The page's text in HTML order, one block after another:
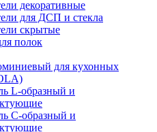
декоративные
для ДСП и стекла
скрытые
полок
для кухонных
L-образный и
C-образный и